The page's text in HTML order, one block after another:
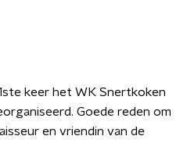
keer het WK Snertkoken
Goede reden om
en vriendin van de